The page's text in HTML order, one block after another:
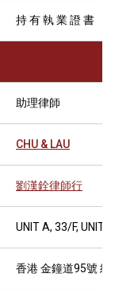
持 有 執 業 證 書
助理律師
CHU & LAU
劉漢銓律師行
UNIT A, 33/F, UNITED
香港 金鐘道95號 統一